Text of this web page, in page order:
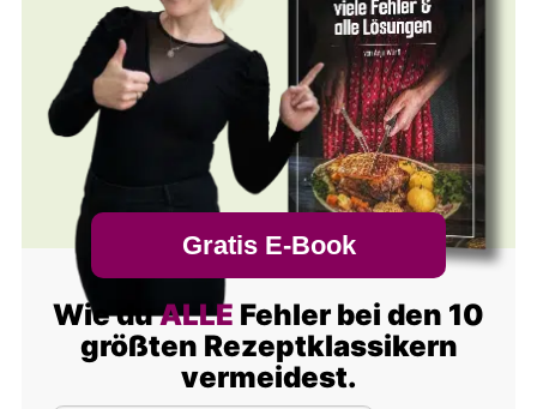
Gratis E-Book
Wie duALLE Fehler bei den 10
größten Rezeptklassikern
vermeidest.